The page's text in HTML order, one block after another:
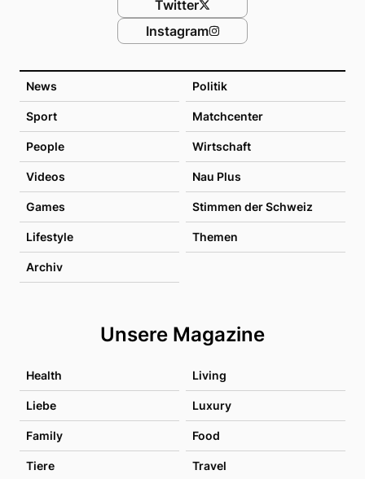
News Politik
Sport Matchcenter
People Wirtschaft
Videos Nau Plus
Games Stimmen der Schweiz
Lifestyle Themen
Archiv
Unsere Magazine
Health Living
Liebe Luxury
Family Food
Tiere Travel
Twitter
Instagram